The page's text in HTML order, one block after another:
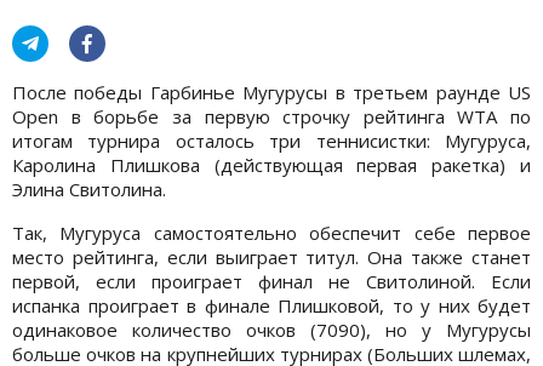
После победы Гарбинье Мугурусы в третьем раунде US
Open в борьбе за первую строчку рейтинга WTA по
итогам турнира осталось три теннисистки: Мугуруса,
Каролина Плишкова (действующая первая ракетка) и
Элина Свитолина.
Так, Мугуруса самостоятельно обеспечит себе первое
место рейтинга, если выиграет титул. Она также станет
первой, если проиграет финал не Свитолиной. Если
испанка проиграет в финале Плишковой, то у них будет
одинаковое количество очков (7090), но у Мугурусы
больше очков на крупнейших турнирах (Больших шлемах,